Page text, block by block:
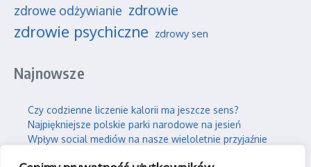
zdrowe odżywianie zdrowie
zdrowie psychiczne zdrowy sen
Najnowsze
Czy codzienne liczenie kalorii ma jeszcze sens?
Najpiękniejsze polskie parki narodowe na jesień
Wpływ social mediów na nasze wieloletnie przyjaźnie